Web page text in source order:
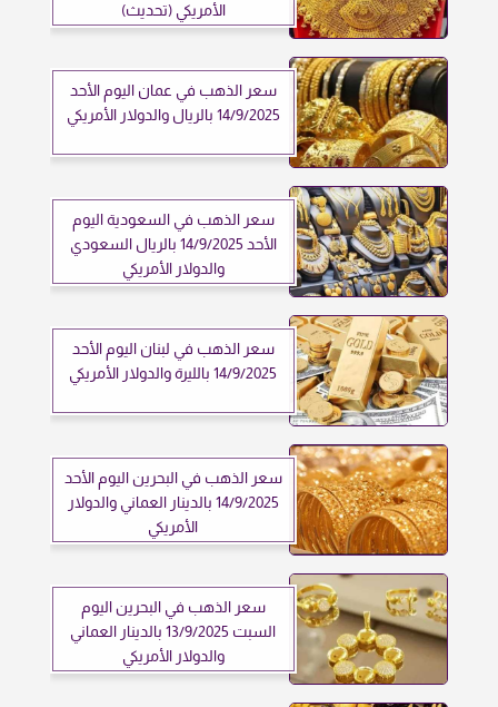
الأمريكي (تحديث)
سعر الذهب في عمان اليوم الأحد
14/9/2025 بالريال والدولار الأمريكي
سعر الذهب في السعودية اليوم
الأحد 14/9/2025 بالريال السعودي
والدولار الأمريكي
سعر الذهب في لبنان اليوم الأحد
14/9/2025 بالليرة والدولار الأمريكي
سعر الذهب في البحرين اليوم الأحد
14/9/2025 بالدينار العماني والدولار
الأمريكي
سعر الذهب في البحرين اليوم
السبت 13/9/2025 بالدينار العماني
والدولار الأمريكي